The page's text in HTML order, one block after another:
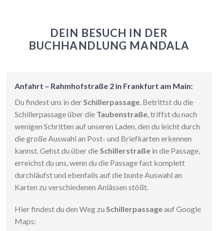
DEIN BESUCH IN DER
BUCHHANDLUNG MANDALA
Anfahrt – Rahmhofstraße 2 in Frankfurt am Main:
Du findest uns in der Schillerpassage . Betrittst du die
Schillerpassage über die Taubenstraße , triffst du nach
wenigen Schritten auf unseren Laden, den du leicht durch
die große Auswahl an Post- und Briefkarten erkennen
kannst. Gehst du über die Schillerstraße in die Passage,
erreichst du uns, wenn du die Passage fast komplett
durchläufst und ebenfalls auf die bunte Auswahl an
Karten zu verschiedenen Anlässen stößt.
Hier findest du den Weg zu Schillerpassageauf Google
Maps: